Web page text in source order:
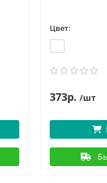
Цвет:
373р. /шт